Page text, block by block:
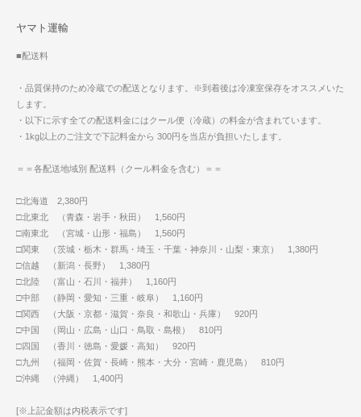
ヤマト運輸
■配送料
・品質保持のため冷蔵での配送となります。※到着後は冷凍室保存をオススメいた
します。
・以下に示す全ての配送料金にはクール便（冷蔵）の料金が含まれています。
・1kg以上のご注文で下記料金から 300円を当店が負担いたします。
＝＝各配送地域別 配送料（クール料金を含む）＝＝
□北海道 2,380円
□北東北 （青森・岩手・秋田） 1,560円
□南東北 （宮城・山形・福島） 1,560円
□関東 （茨城・栃木・群馬・埼玉・千葉・神奈川・山梨・東京） 1,380円
□信越 （新潟・長野） 1,380円
□北陸 （富山・石川・福井） 1,160円
□中部 （静岡・愛知・三重・岐阜） 1,160円
□関西 （大阪・京都・滋賀・奈良・和歌山・兵庫） 920円
□中国 （岡山・広島・山口・鳥取・島根） 810円
□四国 （香川・徳島・愛媛・高知） 920円
□九州 （福岡・佐賀・長崎・熊本・大分・宮崎・鹿児島） 810円
□沖縄 （沖縄） 1,400円
[※上記金額は内税表示です]